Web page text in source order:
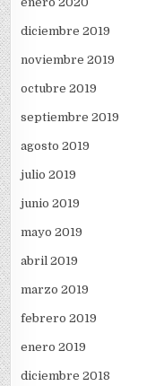
diciembre 2019
noviembre 2019
octubre 2019
septiembre 2019
agosto 2019
julio 2019
junio 2019
mayo 2019
abril 2019
marzo 2019
febrero 2019
enero 2019
diciembre 2018